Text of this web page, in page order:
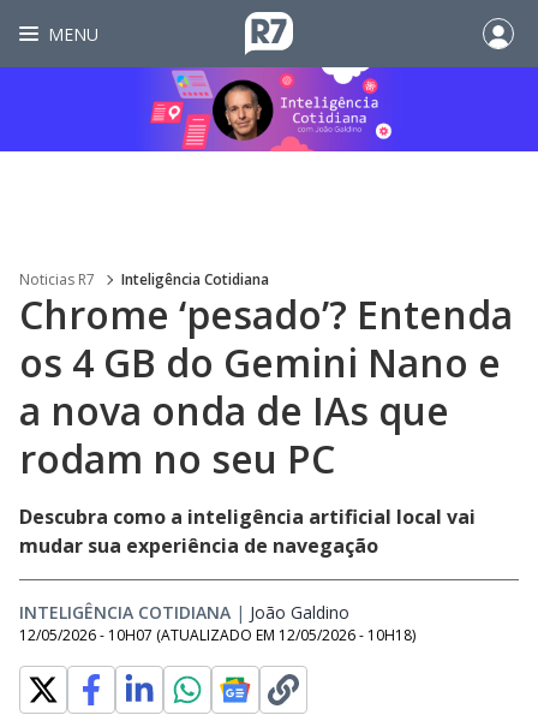
MENU
Noticias R7 Inteligência Cotidiana
Chrome ‘pesado’? Entenda
os 4 GB do Gemini Nano e
a nova onda de IAs que
rodam no seu PC
Descubra como a inteligência artificial local vai
mudar sua experiência de navegação
INTELIGÊNCIA COTIDIANA | João Galdino
12/05/2026 - 10H07 (ATUALIZADO EM 12/05/2026 - 10H18)